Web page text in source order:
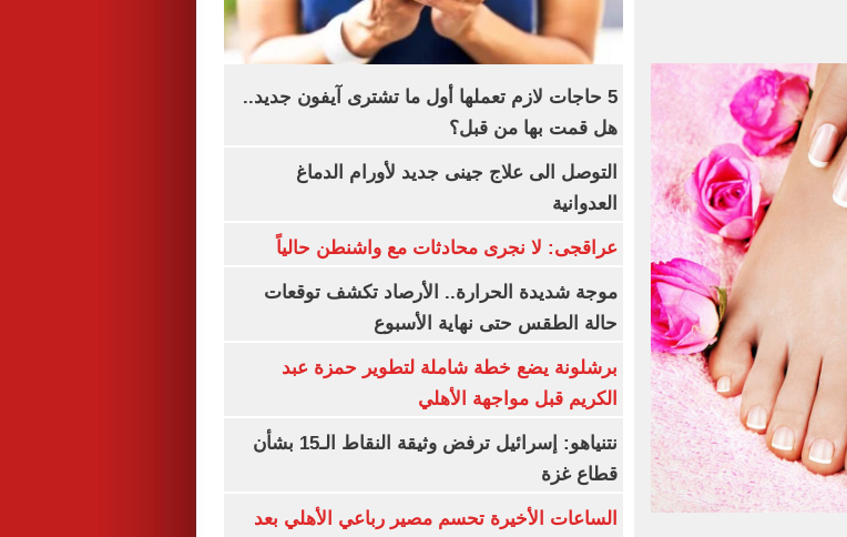
5 حاجات لازم تعملها أول ما تشترى آيفون جديد..
هل قمت بها من قبل؟
التوصل الى علاج جينى جديد لأورام الدماغ
العدوانية
عراقجى: لا نجرى محادثات مع واشنطن حالياً
موجة شديدة الحرارة.. الأرصاد تكشف توقعات
حالة الطقس حتى نهاية الأسبوع
برشلونة يضع خطة شاملة لتطوير حمزة عبد
الكريم قبل مواجهة الأهلي
نتنياهو: إسرائيل ترفض وثيقة النقاط الـ15 بشأن
قطاع غزة
الساعات الأخيرة تحسم مصير رباعي الأهلي بعد